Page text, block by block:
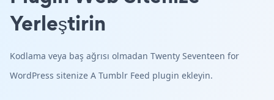
Yerleştirin
Kodlama veya baş ağrısı olmadan Twenty Seventeen for
WordPress sitenize A Tumblr Feed plugin ekleyin.